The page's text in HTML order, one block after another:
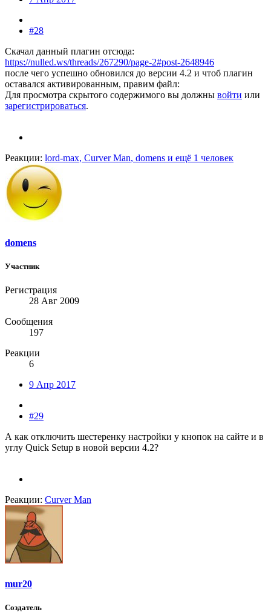
#28
Скачал данный плагин отсюда:
https://nulled.ws/threads/267290/page-2#post-2648946
после чего успешно обновился до версии 4.2 и чтоб плагин
оставался активированным, правим файл:
Для просмотра скрытого содержимого вы должны войти или
зарегистрироваться.
Реакции: lord-max, Curver Man, domens и ещё 1 человек
domens
Участник
Регистрация
28 Авг 2009
Сообщения
197
Реакции
6
9 Апр 2017
#29
А как отключить шестеренку настройки у кнопок на сайте и в
углу Quick Setup в новой версии 4.2?
Реакции: Curver Man
mur20
Создатель